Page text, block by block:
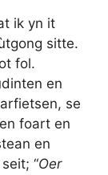
ik yn it
sitte.
fol.
en
se
foart en
en
“Oer